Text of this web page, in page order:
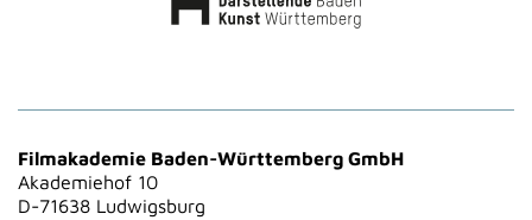
Filmakademie Baden-Württemberg GmbH
Akademiehof 10
D-71638 Ludwigsburg